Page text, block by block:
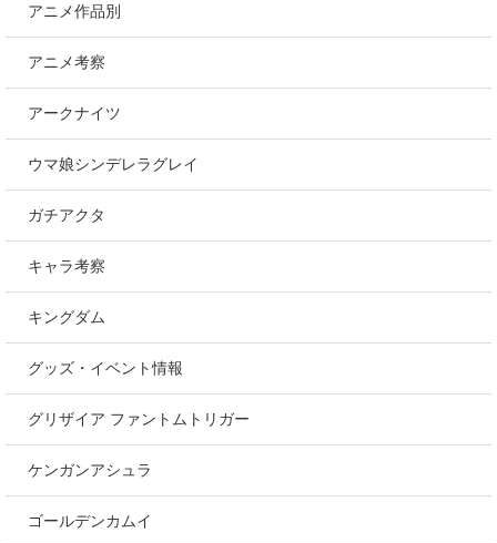
アニメ作品別
アニメ考察
アークナイツ
ウマ娘シンデレラグレイ
ガチアクタ
キャラ考察
キングダム
グッズ・イベント情報
グリザイア ファントムトリガー
ケンガンアシュラ
ゴールデンカムイ